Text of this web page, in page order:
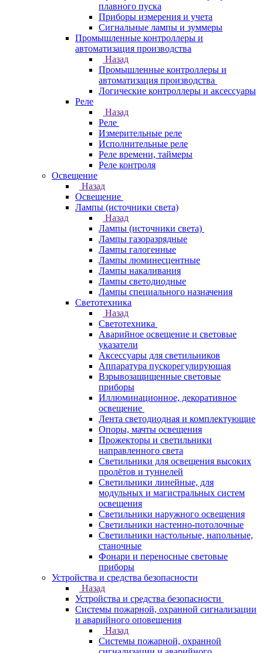
плавного пуска
Приборы измерения и учета
Сигнальные лампы и зуммеры
Промышленные контроллеры и
автоматизация производства
Назад
Промышленные контроллеры и
автоматизация производства
Логические контроллеры и аксессуары
Реле
Назад
Реле
Измерительные реле
Исполнительные реле
Реле времени, таймеры
Реле контроля
Освещение
Назад
Освещение
Лампы (источники света)
Назад
Лампы (источники света)
Лампы газоразрядные
Лампы галогенные
Лампы люминесцентные
Лампы накаливания
Лампы светодиодные
Лампы специального назначения
Светотехника
Назад
Светотехника
Аварийное освещение и световые
указатели
Аксессуары для светильников
Аппаратура пускорегулирующая
Взрывозащищенные световые
приборы
Иллюминационное, декоративное
освещение
Лента светодиодная и комплектующие
Опоры, мачты освещения
Прожекторы и светильники
направленного света
Светильники для освещения высоких
пролётов и туннелей
Светильники линейные, для
модульных и магистральных систем
освещения
Светильники наружного освещения
Светильники настенно-потолочные
Светильники настольные, напольные,
станочные
Фонари и переносные световые
приборы
Устройства и средства безопасности
Назад
Устройства и средства безопасности
Системы пожарной, охранной сигнализации
и аварийного оповещения
Назад
Системы пожарной, охранной